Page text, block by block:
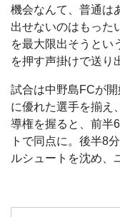
機会なんて、普通は
出せないのはもった
を最大限出そうとい
を押す声掛けで送り
試合は中野島FCが
に優れた選手を揃え
導権を握ると、前半
トで同点に。後半8
ルシュートを沈め、